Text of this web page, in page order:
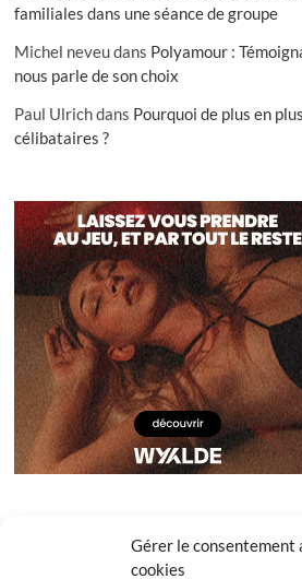
Gérer le consentement
cookies
familiales dans une séance de groupe
Michel neveudans Polyamour :
nous parle de son choix
Paul Ulrichdans Pourquoi de plus en
célibataires ?